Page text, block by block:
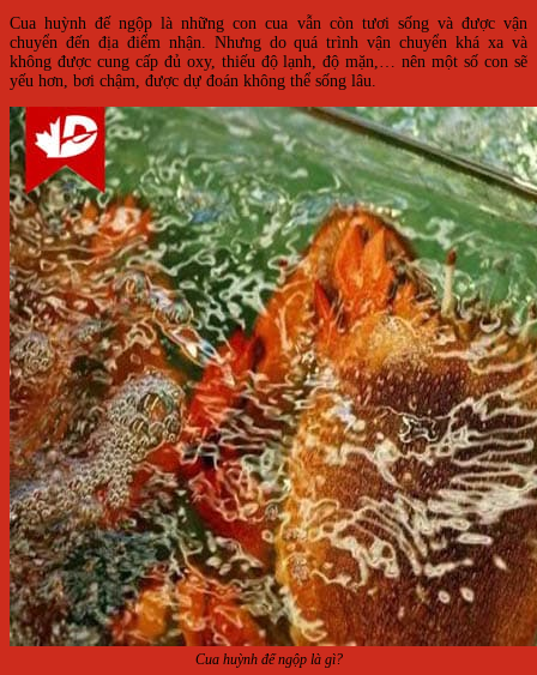
Cua huỳnh đế ngộp là những con cua vẫn còn tươi sống và được vận
chuyển đến địa điểm nhận. Nhưng do quá trình vận chuyển khá xa và
không được cung cấp đủ oxy, thiếu độ lạnh, độ mặn,… nên một số con sẽ
yếu hơn, bơi chậm, được dự đoán không thể sống lâu.
Cua huỳnh đế ngộp là gì?